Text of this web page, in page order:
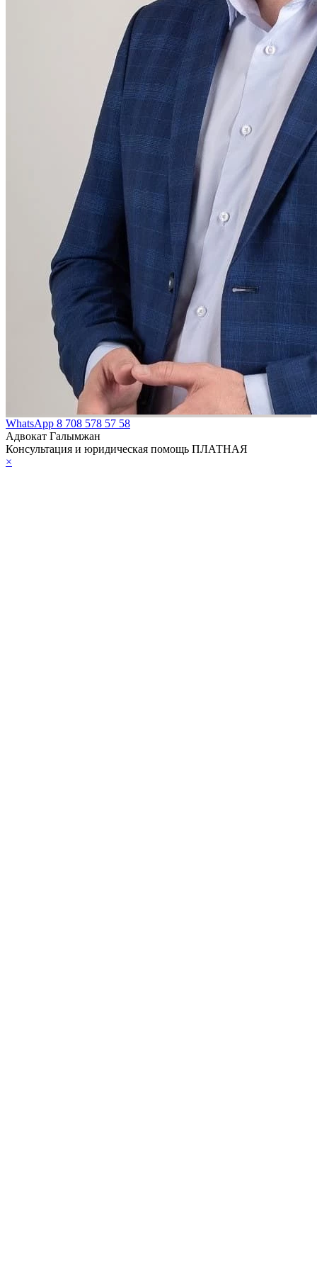
WhatsApp 8 708 578 57 58
Адвокат Галымжан
Консультация и юридическая помощь ПЛАТНАЯ
×